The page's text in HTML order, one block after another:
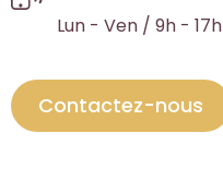
Lun - Ven / 9h - 17h
Contactez-nous